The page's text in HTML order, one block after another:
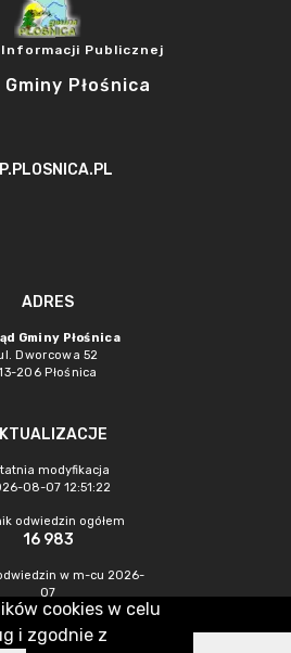
Publicznej
Płośnica
ADRES
Gminy Płośnica
Dworcowa 52
206 Płośnica
modyfikacja
08-07 12:51:22
odwiedzin ogółem
16 983
w m-cu 2026-
07
356
cookies w celu
i zgodnie z